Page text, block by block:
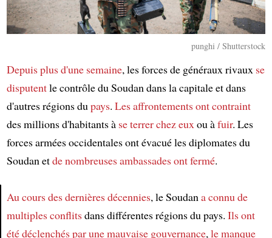
Article
punghi / Shutterstock
Depuis plus d'une semaine, les forces de généraux rivaux se
disputentle contrôle du Soudan dans la capitale et dans
d'autres régions du pays. Les affrontementsont contraint
des millions d'habitants à se terrer chez eux ou àfuir. Les
forces armées occidentales ont évacué les diplomates du
Soudan etde nombreuses ambassadesont fermé.
Au cours des dernières décennies, le Soudan a connu de
multiples conflitsdans différentes régions du pays. Ils ont
été déclenchés parune mauvaise gouvernance, le manque